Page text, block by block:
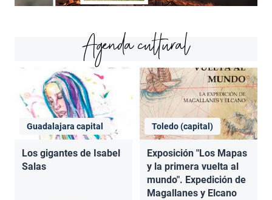
Agenda cultural
Guadalajara capital
Los gigantes de Isabel
Salas
Toledo (capital)
Exposición "Los Mapas
y la primera vuelta al
mundo". Expedición de
Magallanes y Elcano